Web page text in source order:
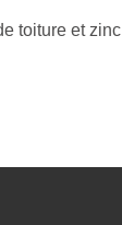
toiture et zinc